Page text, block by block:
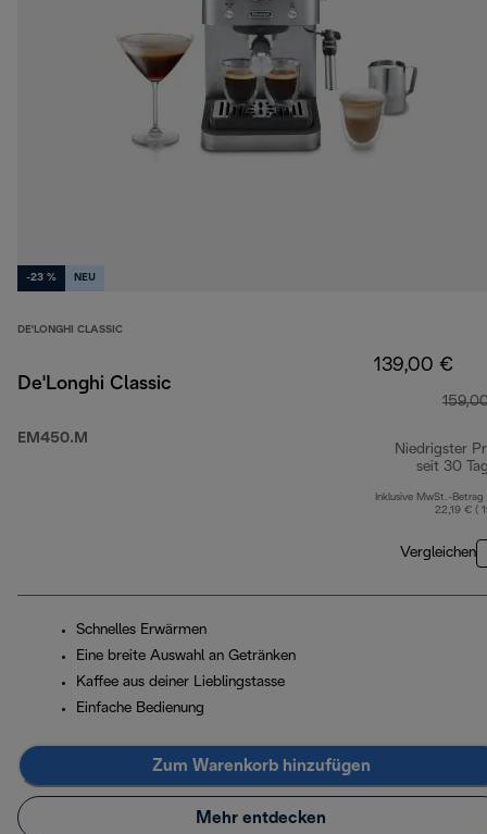
-23 % NEU
DE'LONGHI CLASSIC
De'Longhi Classic
EM450.M
139,00 €
Niedrigster
seit 30
Inklusive MwSt.-Betrag
22,19 € (
Vergleichen
Schnelles Erwärmen
Eine breite Auswahl an Getränken
Kaffee aus deiner Lieblingstasse
Einfache Bedienung
Zum Warenkorb hinzufügen
Mehr entdecken